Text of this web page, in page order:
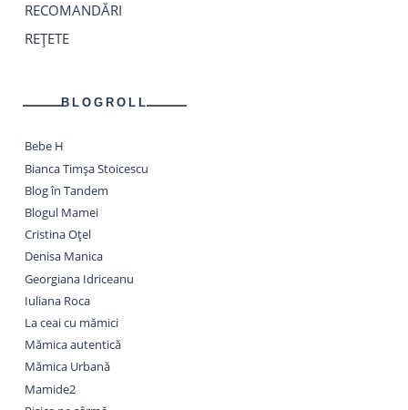
RECOMANDĂRI
REȚETE
BLOGROLL
Bebe H
Bianca Timșa Stoicescu
Blog în Tandem
Blogul Mamei
Cristina Oțel
Denisa Manica
Georgiana Idriceanu
Iuliana Roca
La ceai cu mămici
Mămica autentică
Mămica Urbană
Mamide2